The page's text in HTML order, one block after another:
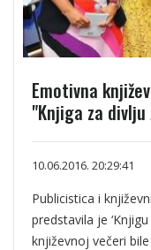
Emotivna
"Knjiga za divlju
10.06.2016. 20:29:41
Publicistica i
predstavila je
književnoj večeri